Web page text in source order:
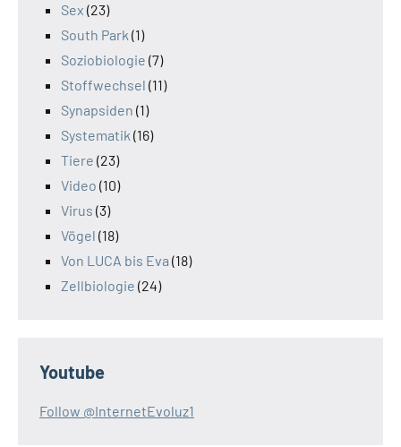
Sex (23)
South Park (1)
Soziobiologie (7)
Stoffwechsel (11)
Synapsiden (1)
Systematik (16)
Tiere (23)
Video (10)
Virus (3)
Vögel (18)
Von LUCA bis Eva (18)
Zellbiologie (24)
Youtube
Follow @InternetEvoluz1